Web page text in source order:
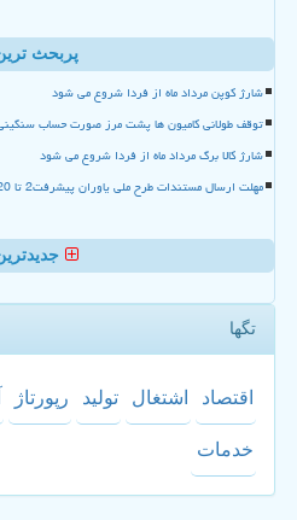
پربحث
شارژ کوپن مرداد ماه از فردا شروع می شود
توقف طولانی کامیون ها پشت مرز صورت حساب
شارژ کالا برگ مرداد ماه از فردا شروع می شود
مهلت ارسال مستندات طرح ملی یاوران پیشرفت2 تا 20 مرداد تمدید گردید
تگها
اقتصاد اشتغال تولید رپورتاژ
خدمات